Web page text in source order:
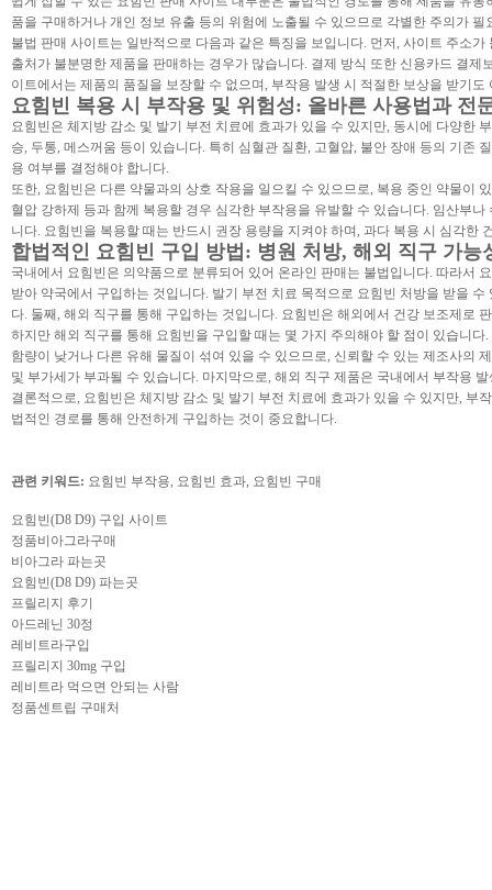
품을 구매하거나 개인 정보 유출 등의 위험에 노출될 수 있으므로 각별한 주의가 필
불법 판매 사이트는 일반적으로 다음과 같은 특징을 보입니다. 먼저, 사이트 주소
출처가 불분명한 제품을 판매하는 경우가 많습니다. 결제 방식 또한 신용카드 결
이트에서는 제품의 품질을 보장할 수 없으며, 부작용 발생 시 적절한 보상을 받기
요힘빈 복용 시 부작용 및 위험성: 올바른 사용법과 전
요힘빈은 체지방 감소 및 발기 부전 치료에 효과가 있을 수 있지만, 동시에 다양한
승, 두통, 메스꺼움 등이 있습니다. 특히 심혈관 질환, 고혈압, 불안 장애 등의 기존
용 여부를 결정해야 합니다.
또한, 요힘빈은 다른 약물과의 상호 작용을 일으킬 수 있으므로, 복용 중인 약물이
혈압 강하제 등과 함께 복용할 경우 심각한 부작용을 유발할 수 있습니다. 임산부
니다. 요힘빈을 복용할 때는 반드시 권장 용량을 지켜야 하며, 과다 복용 시 심각한
합법적인 요힘빈 구입 방법: 병원 처방, 해외 직구 가능
국내에서 요힘빈은 의약품으로 분류되어 있어 온라인 판매는 불법입니다. 따라서
받아 약국에서 구입하는 것입니다. 발기 부전 치료 목적으로 요힘빈 처방을 받을
다. 둘째, 해외 직구를 통해 구입하는 것입니다. 요힘빈은 해외에서 건강 보조제로
하지만 해외 직구를 통해 요힘빈을 구입할 때는 몇 가지 주의해야 할 점이 있습니
함량이 낮거나 다른 유해 물질이 섞여 있을 수 있으므로, 신뢰할 수 있는 제조사의
및 부가세가 부과될 수 있습니다. 마지막으로, 해외 직구 제품은 국내에서 부작용
결론적으로, 요힘빈은 체지방 감소 및 발기 부전 치료에 효과가 있을 수 있지만,
법적인 경로를 통해 안전하게 구입하는 것이 중요합니다.
관련 키워드: 요힘빈 부작용, 요힘빈 효과, 요힘빈 구매
요힘빈(D8 D9) 구입 사이트
정품비아그라구매
비아그라 파는곳
요힘빈(D8 D9) 파는곳
프릴리지 후기
아드레닌 30정
레비트라구입
프릴리지 30mg 구입
레비트라 먹으면 안되는 사람
정품센트립 구매처